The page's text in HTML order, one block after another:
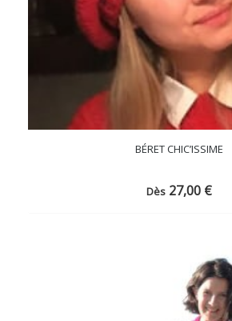
BÉRET CHIC’ISSIME
Dès 27,00 €